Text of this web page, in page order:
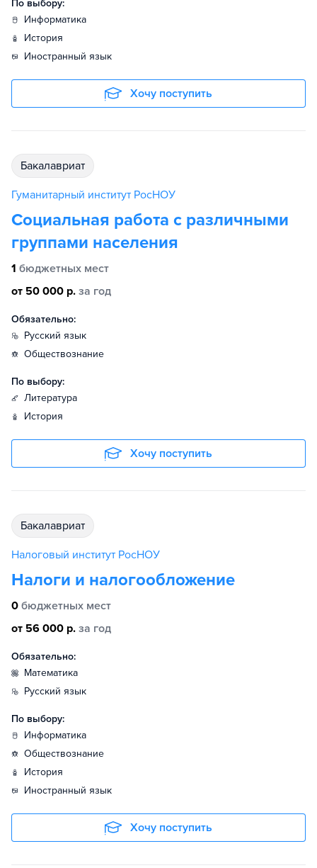
По выбору:
информатика
история
иностранный язык
Хочу поступить
бакалавриат
Гуманитарный институт РосНОУ
Социальная работа с различными
группами населения
1 бюджетных мест
от 50 000 р. за год
Обязательно:
русский язык
обществознание
По выбору:
литература
история
Хочу поступить
бакалавриат
Налоговый институт РосНОУ
Налоги и налогообложение
0 бюджетных мест
от 56 000 р. за год
Обязательно:
математика
русский язык
По выбору:
информатика
обществознание
история
иностранный язык
Хочу поступить